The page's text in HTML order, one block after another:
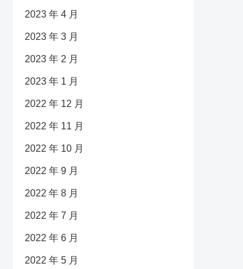
2023 年 4 月
2023 年 3 月
2023 年 2 月
2023 年 1 月
2022 年 12 月
2022 年 11 月
2022 年 10 月
2022 年 9 月
2022 年 8 月
2022 年 7 月
2022 年 6 月
2022 年 5 月